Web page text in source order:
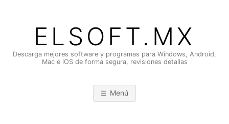
contenidoELSOFT.MX
Descarga mejores software y programas para Windows, Android,
Mac e iOS de forma segura, revisiones detallas
Menú